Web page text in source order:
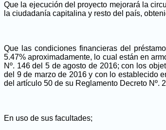
Que la ejecución del proyecto mejorará la
la ciudadanía capitalina y resto del país,
Que las condiciones financieras del
5.47% aproximadamente, lo cual están en
Nº. 146 del 5 de agosto de 2016; con los
del 9 de marzo de 2016 y con lo establecido
del artículo 50 de su Reglamento Decreto Nº.
En uso de sus facultades;